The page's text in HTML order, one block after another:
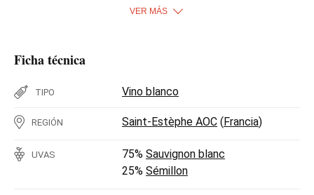
VER MÁS
Ficha técnica
TIPO Vino blanco
REGIÓN Saint-Estèphe AOC (Francia)
UVAS 75% Sauvignon blanc
25% Sémillon